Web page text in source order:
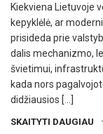
Kiekviena Lietuvoje
kepyklėlė, ar
prisideda prie
dalis mechanizmo,
švietimui,
kada nors
didžiausios […]
SKAITYTI DAUGIAU